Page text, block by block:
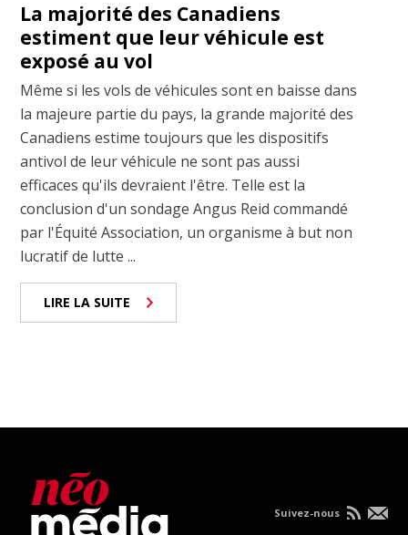
La majorité des Canadiens
estiment que leur véhicule est
exposé au vol
Même si les vols de véhicules sont en baisse dans
la majeure partie du pays, la grande majorité des
Canadiens estime toujours que les dispositifs
antivol de leur véhicule ne sont pas aussi
efficaces qu'ils devraient l'être. Telle est la
conclusion d'un sondage Angus Reid commandé
par l'Équité Association, un organisme à but non
lucratif de lutte ...
LIRE LA SUITE
Suivez-nous